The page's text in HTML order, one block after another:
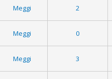
Meggi 2
Meggi 0
Meggi 3